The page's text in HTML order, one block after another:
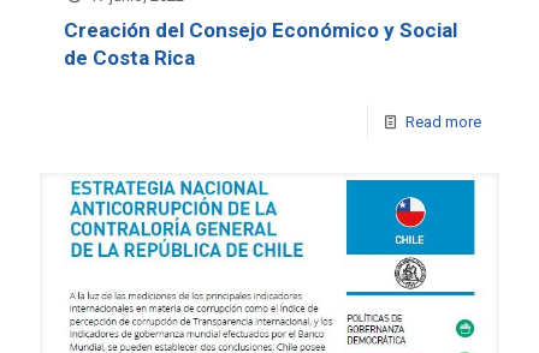
Creación del Consejo Económico y Social
de Costa Rica
Read more